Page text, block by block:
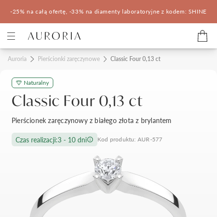
-25% na całą ofertę, -33% na diamenty laboratoryjne z kodem: SHINE
Kategorie
Pierścionki zaręczynowe
Pomocne
Konfigurator 3D
Salony Auroria
Salony Auroria
Salon Auroria Arkadia
Korzyści z zakupu
Auroria Pierścionki zaręczynowe Classic Four 0,13 ct
Naturalny
Classic Four 0,13 ct
Pierścionek zaręczynowy z białego złota z brylantem
Czas realizacji:3 - 10 dni Kod produktu: AUR-577